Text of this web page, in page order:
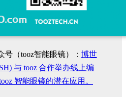
号（tooz智能眼镜）： 博世
与 tooz 合作举办线上编
智能眼镜的潜在应用。